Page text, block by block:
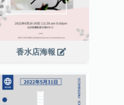
香水店海報